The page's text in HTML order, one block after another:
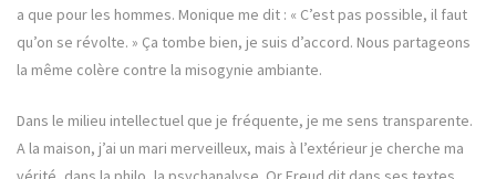
a que pour les hommes. Monique me dit : « C’est pas possible, il faut
qu’on se révolte. » Ça tombe bien, je suis d’accord. Nous partageons
la même colère contre la misogynie ambiante.
Dans le milieu intellectuel que je fréquente, je me sens transparente.
A la maison, j’ai un mari merveilleux, mais à l’extérieur je cherche ma